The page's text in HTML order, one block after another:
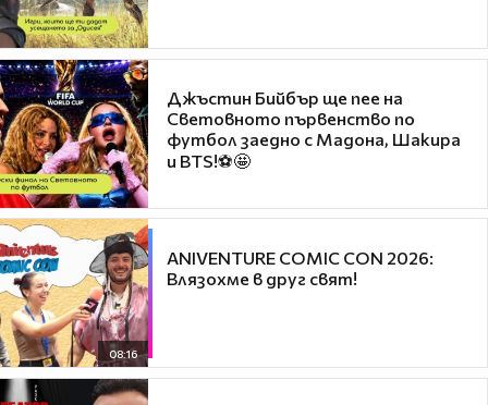
Джъстин Бийбър ще пее на
Световното първенство по
футбол заедно с Мадона, Шакира
и BTS!⚽🤩
08:16
ANIVENTURE COMIC CON 2026:
Влязохме в друг свят!